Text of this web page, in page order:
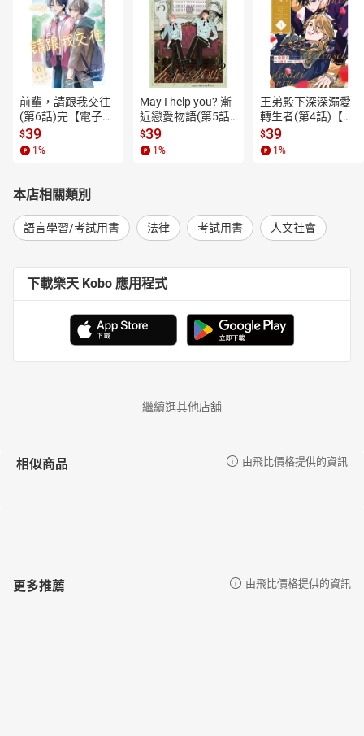
前輩，請跟我交往
(第6話)完【電子
書】
$39
1 %
May I help you? 漸
近戀愛物語(第5話)
【電子書】
$39
1 %
王弟殿下深深溺愛
轉生者(第4話)【電
子書】
$39
1 %
本店相關類別
語言學習/考試用書 法律 考試用書 人文社會
下載樂天 Kobo 應用程式
繼續逛其他店舖
相似商品 由飛比價格提供的資訊
更多推薦 由飛比價格提供的資訊